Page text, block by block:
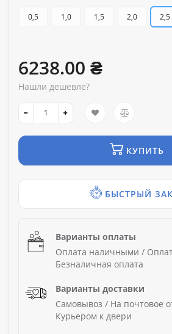
0,5 1,0 1,5 2,0 2,5
6238.00 ₴
Нашли дешевле?
КУПИТЬ
БЫСТРЫЙ
Варианты оплаты
Оплата наличными /
Безналичная оплата
Варианты доставки
Самовывоз / На почтовое
Курьером к двери